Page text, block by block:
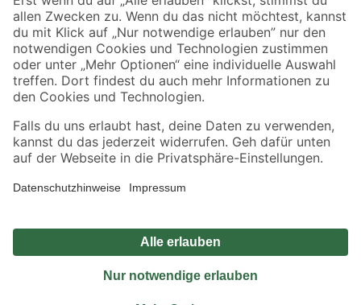
Jetzt die toom-App herunterladen
Alle Preisangaben in EUR inkl. gesetzl. MwSt.. Die dargestellten Angebote sind unter
Umständen nicht in allen Märkten verfügbar. Die angegebenen Verfügbarkeiten beziehen
Produkte nur solange der Vorrat reicht.
*Paketversand ab 59 € versandkostenfrei, gilt nicht für Artikel mit Speditionsversand, hier
Privatsphäre Impressum
Nutzungsbedingungen
Widerrufsrecht
Vertrag widerrufen